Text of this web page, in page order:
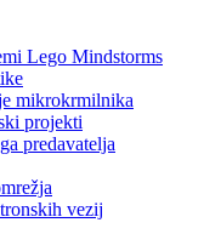
Lego Mindstorms
mikrokrmilnika
projekti
predavatelja
vezij